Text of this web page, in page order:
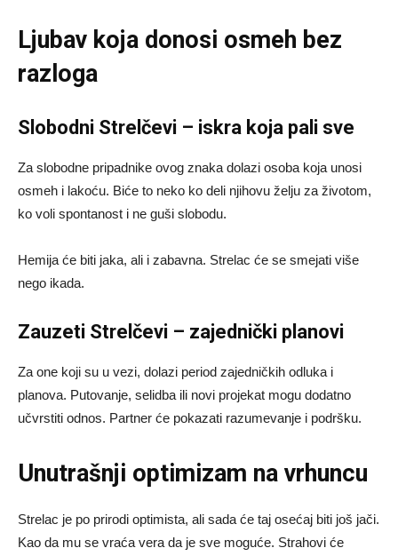
Ljubav koja donosi osmeh bez
razloga
Slobodni Strelčevi – iskra koja pali sve
Za slobodne pripadnike ovog znaka dolazi osoba koja unosi
osmeh i lakoću. Biće to neko ko deli njihovu želju za životom,
ko voli spontanost i ne guši slobodu.
Hemija će biti jaka, ali i zabavna. Strelac će se smejati više
nego ikada.
Zauzeti Strelčevi – zajednički planovi
Za one koji su u vezi, dolazi period zajedničkih odluka i
planova. Putovanje, selidba ili novi projekat mogu dodatno
učvrstiti odnos. Partner će pokazati razumevanje i podršku.
Unutrašnji optimizam na vrhuncu
Strelac je po prirodi optimista, ali sada će taj osećaj biti još jači.
Kao da mu se vraća vera da je sve moguće. Strahovi će